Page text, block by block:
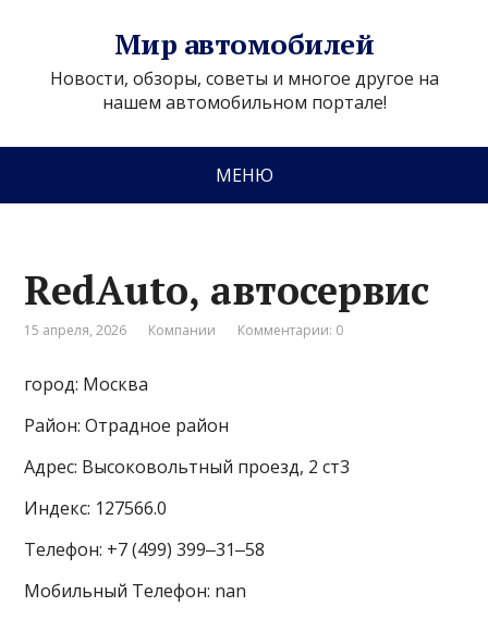
Мир автомобилей
Новости, обзоры, советы и многое другое на
нашем автомобильном портале!
МЕНЮ
RedAuto, автосервис
15 апреля, 2026 Компании Комментарии: 0
город: Москва
Район: Отрадное район
Адрес: Высоковольтный проезд, 2 ст3
Индекс: 127566.0
Телефон: +7 (499) 399‒31‒58
Мобильный Телефон: nan